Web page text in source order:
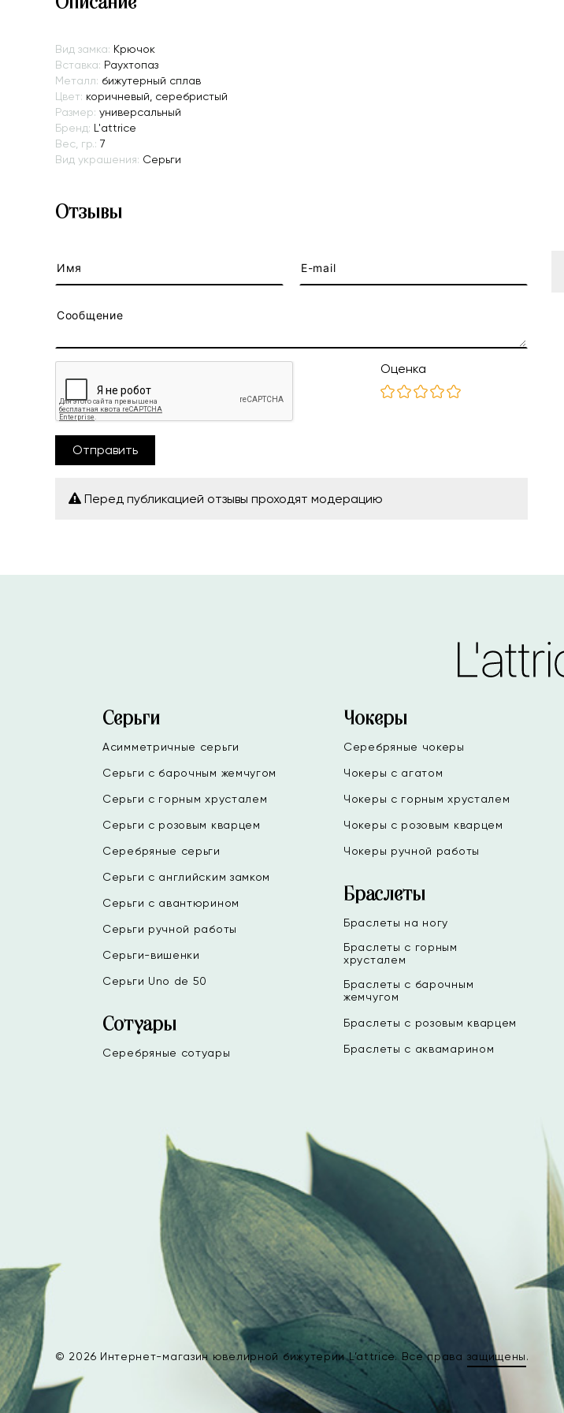
Вид замка: Крючок
Вставка: Раухтопаз
Металл: бижутерный сплав
Цвет: коричневый, серебристый
Размер: универсальный
Бренд: L'attrice
Вес, гр.: 7
Вид украшения: Серьги
Отзывы
Оценка
Отправить
Перед публикацией отзывы проходят модерацию
Серьги
Асимметричные серьги
Серьги с барочным жемчугом
Серьги с горным хрусталем
Серьги с розовым кварцем
Серебряные серьги
Серьги с английским замком
Серьги с авантюрином
Серьги ручной работы
Серьги-вишенки
Серьги Uno de 50
Сотуары
Серебряные сотуары
Чокеры
Серебряные чокеры
Чокеры с агатом
Чокеры с горным хрусталем
Чокеры с розовым кварцем
Чокеры ручной работы
Браслеты
Браслеты на ногу
Браслеты с горным
хрусталем
Браслеты с барочным
жемчугом
Браслеты с розовым кварцем
Браслеты с аквамарином
© 2026 Интернет-магазин ювелирной бижутерии L’attrice. Все права защищены.